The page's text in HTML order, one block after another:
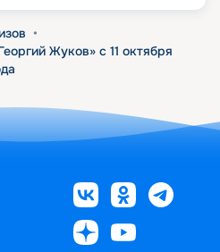
•
Жуков» с 11 октября